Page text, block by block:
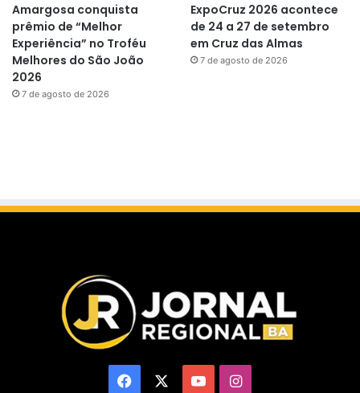
Amargosa conquista
prêmio de “Melhor
Experiência” no Troféu
Melhores do São João
2026
7 de agosto de 2026
ExpoCruz 2026 acontece
de 24 a 27 de setembro
em Cruz das Almas
7 de agosto de 2026
Facebook YouTubeInstagram